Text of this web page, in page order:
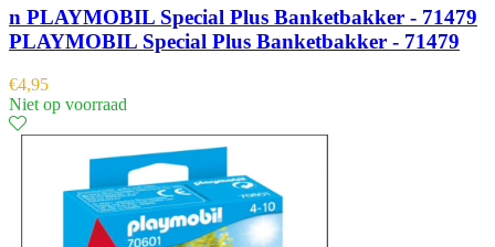
n PLAYMOBIL Special Plus Banketbakker - 71479
PLAYMOBIL Special Plus Banketbakker - 71479
€4,95
Niet op voorraad